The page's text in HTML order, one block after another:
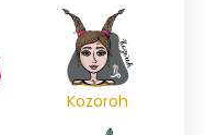
Kozoroh